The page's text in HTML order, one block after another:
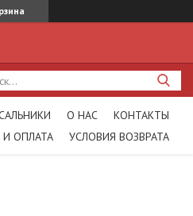
О НАС
КОНТАКТЫ
ОПЛАТА
УСЛОВИЯ ВОЗВРАТА